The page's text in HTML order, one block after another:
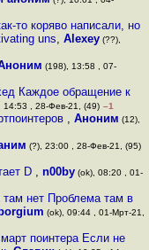
то коряво написали, но
uns,Alexey (??),
(198), 13:58 , 07-
Каждое обращение к
14:53 , 28-Фев-21, (49) –1
, Аноним (12),
(?), 23:00 , 28-Фев-21, (95)
D ,n00by (ok), 08:20 , 01-
там нет Проблема там в
(ok), 09:44 , 01-Мрт-21,
поинтера Если не